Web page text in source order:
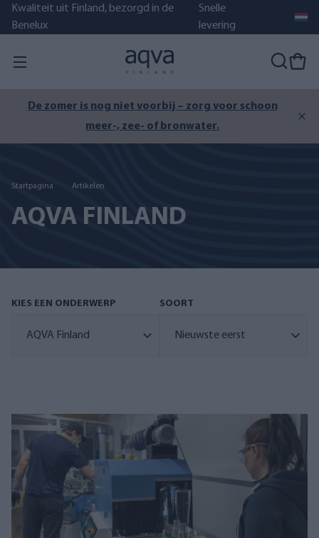
Kwaliteit uit Finland, bezorgd in de
Benelux
Snelle
levering
De zomer is nog niet voorbij – zorg voor schoon
meer-, zee- of bronwater.
Startpagina Artikelen
AQVA FINLAND
KIES EEN ONDERWERP SOORT